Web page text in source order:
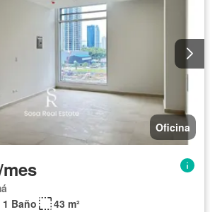
Oficina
1 Baño
43 m²